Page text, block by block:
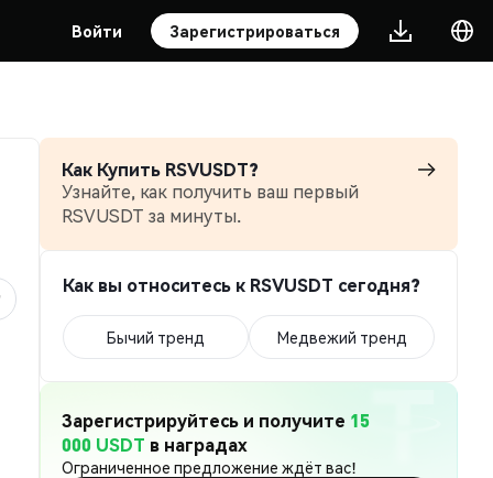
Войти Зарегистрироваться
Как Купить RSVUSDT?
Узнайте, как получить ваш первый
RSVUSDT за минуты.
Как вы относитесь к RSVUSDT сегодня?
Бычий тренд Медвежий тренд
Зарегистрируйтесь и получите 15
000 USDT в наградах
Ограниченное предложение ждёт вас!